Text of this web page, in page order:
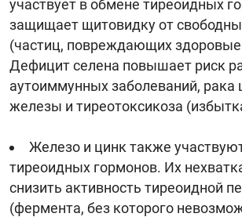
участвует в обмене тиреоидных
защищает щитовидку от
(частиц, повреждающих здоровые
Дефицит селена повышает риск
аутоиммунных заболеваний, рака
железы и тиреотоксикоза
Железо и цинк также
тиреоидных гормонов. Их
снизить активность тиреоидной
(фермента, без которого